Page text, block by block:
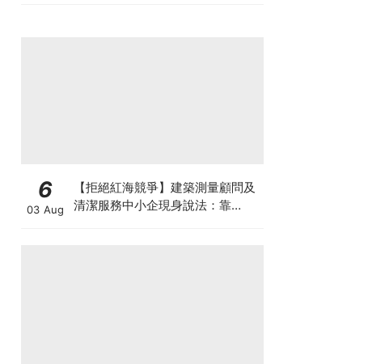
6
03 Aug
【拒絕紅海競爭】建築測量顧問及
清潔服務中小企現身說法：靠